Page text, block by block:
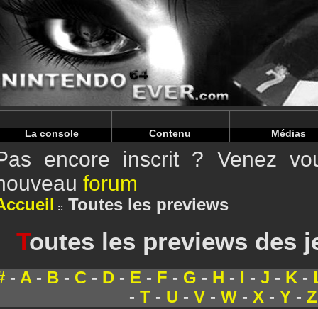
Warning: Undefined array key "HTTP_REFERER" in /
Warning: Undefined array key "HTTP_REFERER" in /
La console Contenu Médias
encore inscrit ? Venez
forum
Toutes les previews
Toutes les previews des
- A- B- C- D- E - F - G - H - - J - K-
- T- U - V- W- X- Y- Z